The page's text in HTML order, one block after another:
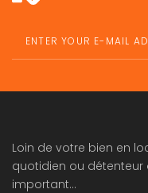
Loin de votre bien en
quotidien ou détenteur
important…